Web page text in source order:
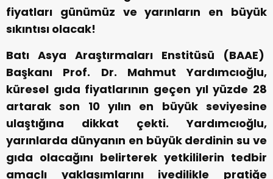
fiyatları günümüz ve yarınların en büyük
sıkıntısı olacak!
Batı Asya Araştırmaları Enstitüsü (BAAE)
Başkanı Prof. Dr. Mahmut Yardımcıoğlu,
küresel gıda fiyatlarının geçen yıl yüzde 28
artarak son 10 yılın en büyük seviyesine
ulaştığına dikkat çekti. Yardımcıoğlu,
yarınlarda dünyanın en büyük derdinin su ve
gıda olacağını belirterek yetkililerin tedbir
amaçlı yaklaşımlarını ivedilikle pratiğe